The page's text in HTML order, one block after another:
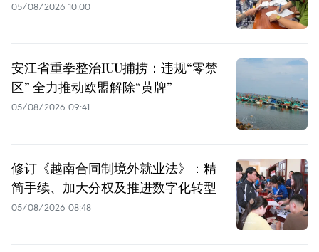
05/08/2026 10:00
安江省重拳整治IUU捕捞：违规“零禁
区” 全力推动欧盟解除“黄牌”
05/08/2026 09:41
修订《越南合同制境外就业法》：精
简手续、加大分权及推进数字化转型
05/08/2026 08:48